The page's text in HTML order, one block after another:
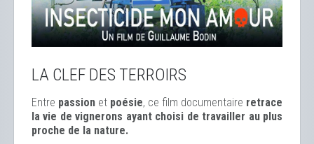
LA CLEF DES TERROIRS
Entre passion et poésie, ce film documentaire retrace
la vie de vignerons ayant choisi de travailler au plus
proche de la nature.